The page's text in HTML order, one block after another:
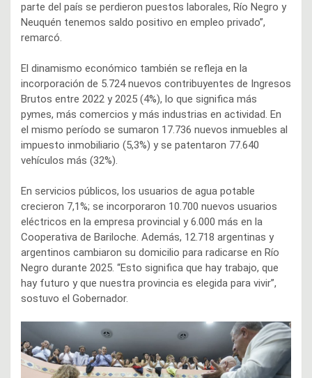
parte del país se perdieron puestos laborales, Río Negro y
Neuquén tenemos saldo positivo en empleo privado”,
remarcó.
El dinamismo económico también se refleja en la
incorporación de 5.724 nuevos contribuyentes de Ingresos
Brutos entre 2022 y 2025 (4%), lo que significa más
pymes, más comercios y más industrias en actividad. En
el mismo período se sumaron 17.736 nuevos inmuebles al
impuesto inmobiliario (5,3%) y se patentaron 77.640
vehículos más (32%).
En servicios públicos, los usuarios de agua potable
crecieron 7,1%; se incorporaron 10.700 nuevos usuarios
eléctricos en la empresa provincial y 6.000 más en la
Cooperativa de Bariloche. Además, 12.718 argentinas y
argentinos cambiaron su domicilio para radicarse en Río
Negro durante 2025. “Esto significa que hay trabajo, que
hay futuro y que nuestra provincia es elegida para vivir”,
sostuvo el Gobernador.